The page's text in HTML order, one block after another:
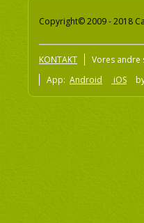
Copyright© 2009 - 2018
KONTAKT Vores andre
App: Android iOS